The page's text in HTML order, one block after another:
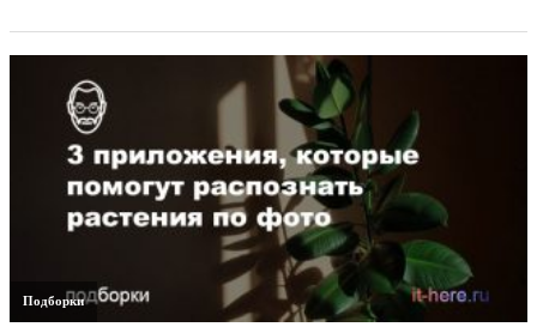
Подборки